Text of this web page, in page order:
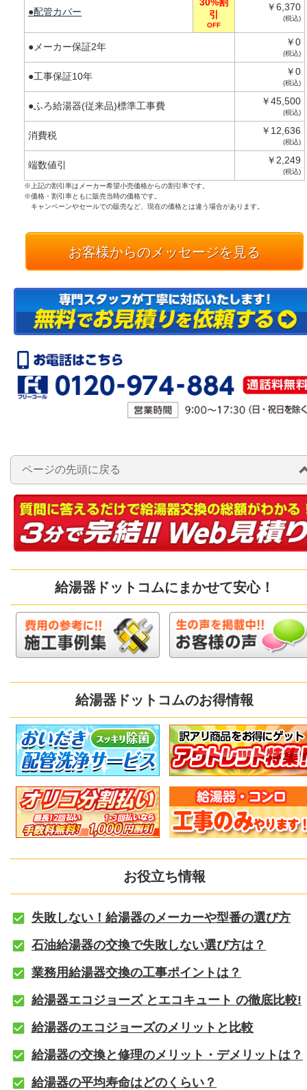
●配管カバー
引
OFF
￥6,370
(税込)
●メーカー保証2年 ￥0
(税込)
●工事保証10年 ￥0
(税込)
●ふろ給湯器(従来品)標準工事費 ￥45,500
(税込)
消費税 ￥12,636
(税込)
端数値引 ￥2,249
(税込)
※上記の割引率はメーカー希望小売価格からの割引率です。
※価格・割引率ともに販売当時の価格です。
キャンペーンやセールでの販売など、現在の価格とは違う場合があります。
お客様からのメッセージを見る
ページの先頭に戻る
給湯器ドットコムにまかせて安心！
給湯器ドットコムのお得情報
お役立ち情報
失敗しない！給湯器のメーカーや型番の選び方
石油給湯器の交換で失敗しない選び方は？
業務用給湯器交換の工事ポイントは？
給湯器エコジョーズ とエコキュート の徹底比較!
給湯器のエコジョーズのメリットと比較
給湯器の交換と修理のメリット・デメリットは？
給湯器の平均寿命はどのくらい？